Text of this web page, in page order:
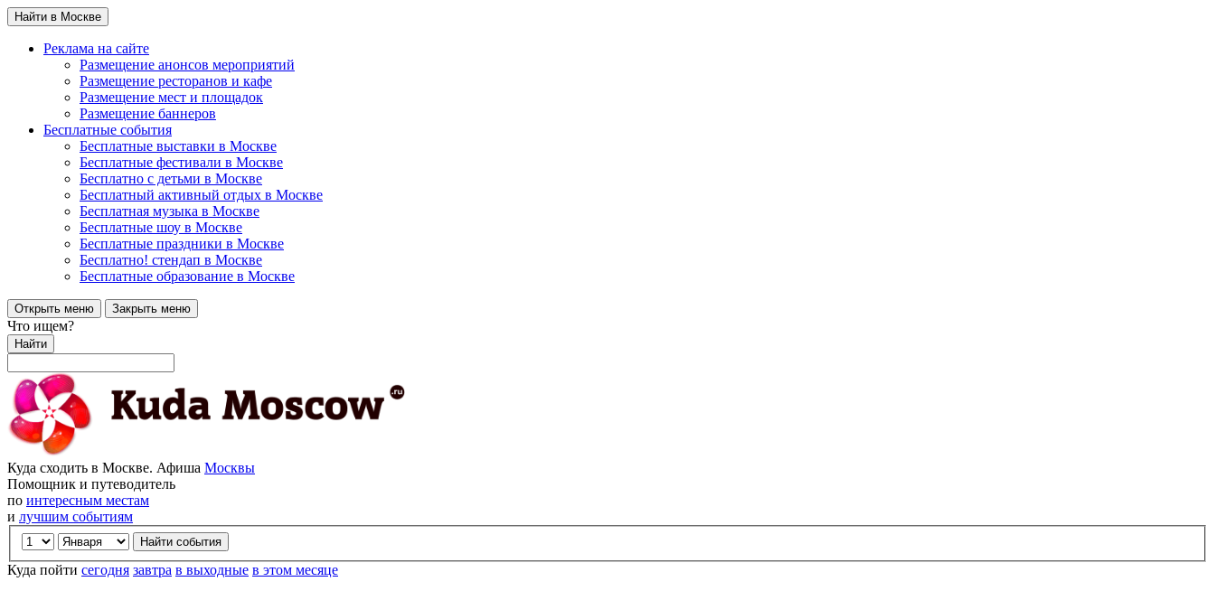
Найти в Москве
Реклама на сайте
Размещение анонсов мероприятий
Размещение ресторанов и кафе
Размещение мест и площадок
Размещение баннеров
Бесплатные события
Бесплатные выставки в Москве
Бесплатные фестивали в Москве
Бесплатно с детьми в Москве
Бесплатный активный отдых в Москве
Бесплатная музыка в Москве
Бесплатные шоу в Москве
Бесплатные праздники в Москве
Бесплатно! стендап в Москве
Бесплатные образование в Москве
Открыть меню Закрыть меню
Что ищем?
Найти
Куда сходить в Москве. Афиша Москвы
Помощник и путеводитель
по интересным местам
и лучшим событиям
Куда пойти сегодня завтра в выходные в этом месяце